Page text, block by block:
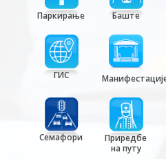
Паркирање Баште
ГИС
Семафори
Приредбе
на путу